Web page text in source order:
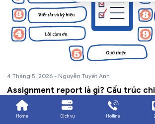
4 Tháng 5, 2026 - Nguyễn Tuyết Anh
Assignment report là gì? Cấu trúc
năng giúp bài báo cáo xuất sắc
Assignment report được biết đến như một
Home Dịch vụ Hotline